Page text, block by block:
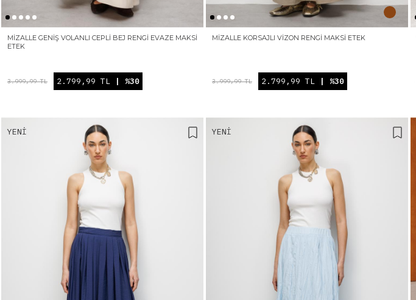
MIZALLE GENIŞ VOLANLI CEPLI BEJ RENGI EVAZE MAKSI
ETEK
3.999,99 TL 2.799,99 TL | %30
MIZALLE KORSAJLI VIZON RENGI MAKSI ETEK
3.999,99 TL 2.799,99 TL | %30
YENI YENI